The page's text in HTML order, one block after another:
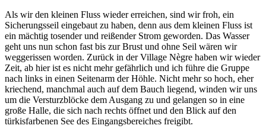
Als wir den kleinen Fluss wieder erreichen, sind wir froh, ein
Sicherungsseil eingebaut zu haben, denn aus dem kleinen Fluss ist
ein mächtig tosender und reißender Strom geworden. Das Wasser
geht uns nun schon fast bis zur Brust und ohne Seil wären wir
weggerissen worden. Zurück in der Village Nègre haben wir wieder
Zeit, ab hier ist es nicht mehr gefährlich und ich führe die Gruppe
nach links in einen Seitenarm der Höhle. Nicht mehr so hoch, eher
kriechend, manchmal auch auf dem Bauch liegend, winden wir uns
um die Versturzblöcke dem Ausgang zu und gelangen so in eine
große Halle, die sich nach rechts öffnet und den Blick auf den
türkisfarbenen See des Eingangsbereiches freigibt.